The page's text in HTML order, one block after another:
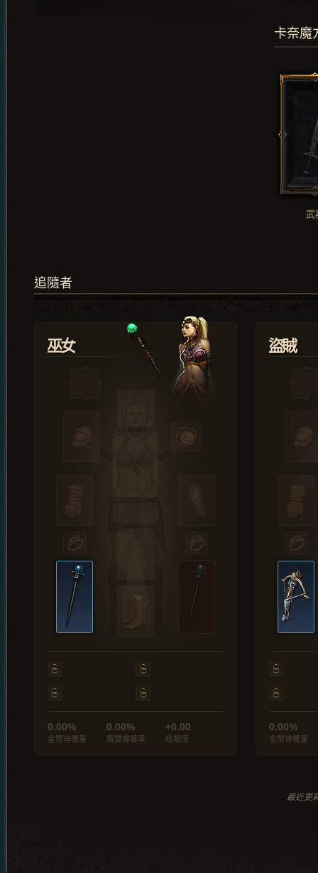
卡奈魔
武
追隨者
巫女
0.00%
金幣尋獲量
0.00%
魔寶尋獲率
+0.00
經驗值
盜賊
0.00%
金幣尋獲量
最近更